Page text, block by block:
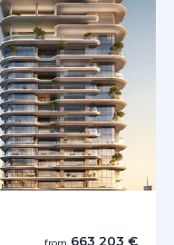
from 663 203 €